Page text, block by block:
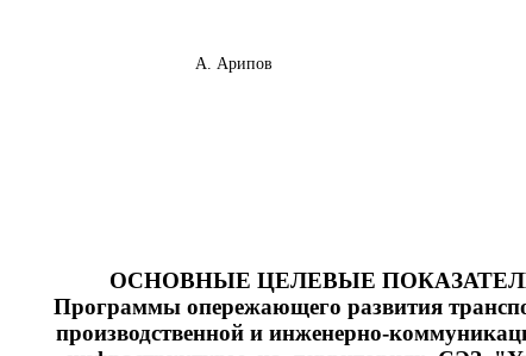
А. Арипов
ОСНОВНЫЕ ЦЕЛЕВЫЕ
Программы опережающего развития
производственной и инженерно-